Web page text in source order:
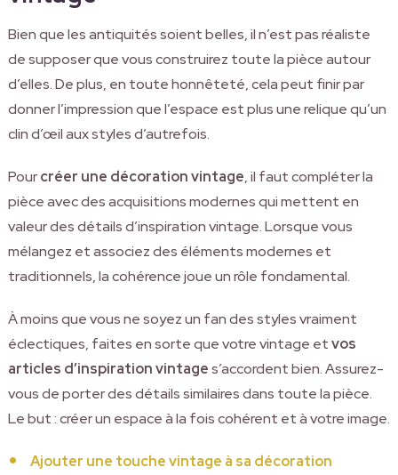
Bien que les antiquités soient belles, il n’est pas réaliste
de supposer que vous construirez toute la pièce autour
d’elles. De plus, en toute honnêteté, cela peut finir par
donner l’impression que l’espace est plus une relique qu’un
clin d’œil aux styles d’autrefois.
Pourcréer une décoration vintage, il faut compléter la
pièce avec des acquisitions modernes qui mettent en
valeur des détails d’inspiration vintage. Lorsque vous
mélangez et associez des éléments modernes et
traditionnels, la cohérence joue un rôle fondamental.
À moins que vous ne soyez un fan des styles vraiment
éclectiques, faites en sorte que votre vintage etvos
articles d’inspiration vintages’accordent bien. Assurez-
vous de porter des détails similaires dans toute la pièce.
Le but : créer un espace à la fois cohérent et à votre image.
Ajouter une touche vintage à sa décoration